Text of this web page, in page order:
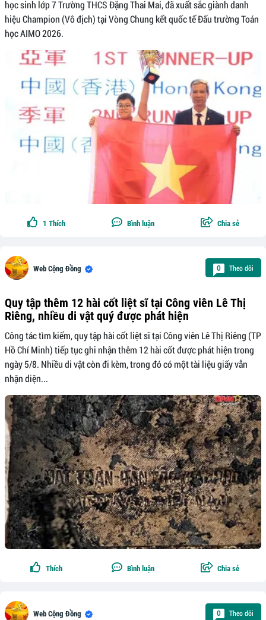
học sinh lớp 7 Trường THCS Đặng Thai Mai, đã xuất sắc giành danh
hiệu Champion (Vô địch) tại Vòng Chung kết quốc tế Đấu trường Toán
học AIMO 2026.
1 Thích Bình luận Chia sẻ
Web Cộng Đồng 0 Theo dõi
Quy tập thêm 12 hài cốt liệt sĩ tại Công viên Lê Thị
Riêng, nhiều di vật quý được phát hiện
Công tác tìm kiếm, quy tập hài cốt liệt sĩ tại Công viên Lê Thị Riêng (TP
Hồ Chí Minh) tiếp tục ghi nhận thêm 12 hài cốt được phát hiện trong
ngày 5/8. Nhiều di vật còn đi kèm, trong đó có một tài liệu giấy vẫn
nhận diện...
Thích Bình luận Chia sẻ
Web Cộng Đồng 0 Theo dõi